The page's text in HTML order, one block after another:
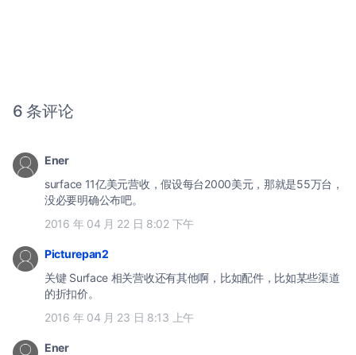
6 条评论
Ener
surface 11亿美元营收，假设每台2000美元，那就是55万台，
没必要明确公布吧。
2016 年 04 月 22 日 8:02 下午
Picturepan2
关键 Surface 相关营收还有其他啊，比如配件，比如某些渠道
的折扣价。
2016 年 04 月 23 日 8:13 上午
Ener